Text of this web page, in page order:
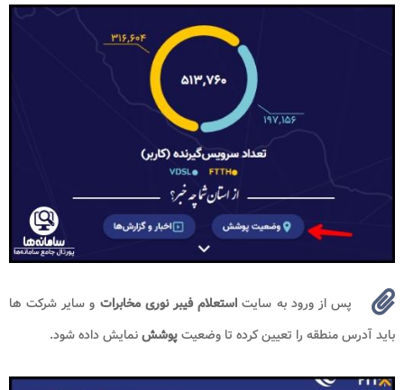
پس از ورود به سایت استعلام فیبر نوری مخابرات و سایر شرکت ها
باید آدرس منطقه را تعیین کرده تا وضعیتپوششنمایش داده شود.